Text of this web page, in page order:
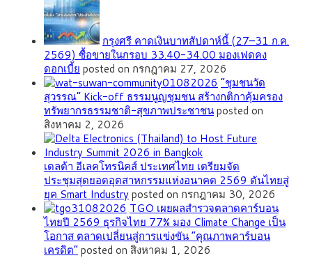
กรุงศรี คาดเงินบาทสัปดาห์นี้ (27–31 ก.ค.
2569) ซื้อขายในกรอบ 33.40-34.00 มองเฟดคง
ดอกเบี้ย posted on กรกฎาคม 27, 2026
”ชุมชนวัด
สุวรรณ” Kick-off ธรรมนูญชุมชน สร้างกติกาคุ้มครอง
ทรัพยากรธรรมชาติ-สุขภาพประชาชนposted on
สิงหาคม 2, 2026
เดลต้า อีเลคโทรนิคส์ ประเทศไทย เตรียมจัด
ประชุมสุดยอดอุตสาหกรรมแห่งอนาคต 2569 ดันไทยสู่
ยุค Smart Industryposted on กรกฎาคม 30, 2026
TGO เผยผลสำรวจตลาดคาร์บอน
ไทยปี 2569 ธุรกิจไทย 77% มอง Climate Change เป็น
โอกาส ตลาดเปลี่ยนสู่การแข่งขัน “คุณภาพคาร์บอน
เครดิต”posted on สิงหาคม 1, 2026